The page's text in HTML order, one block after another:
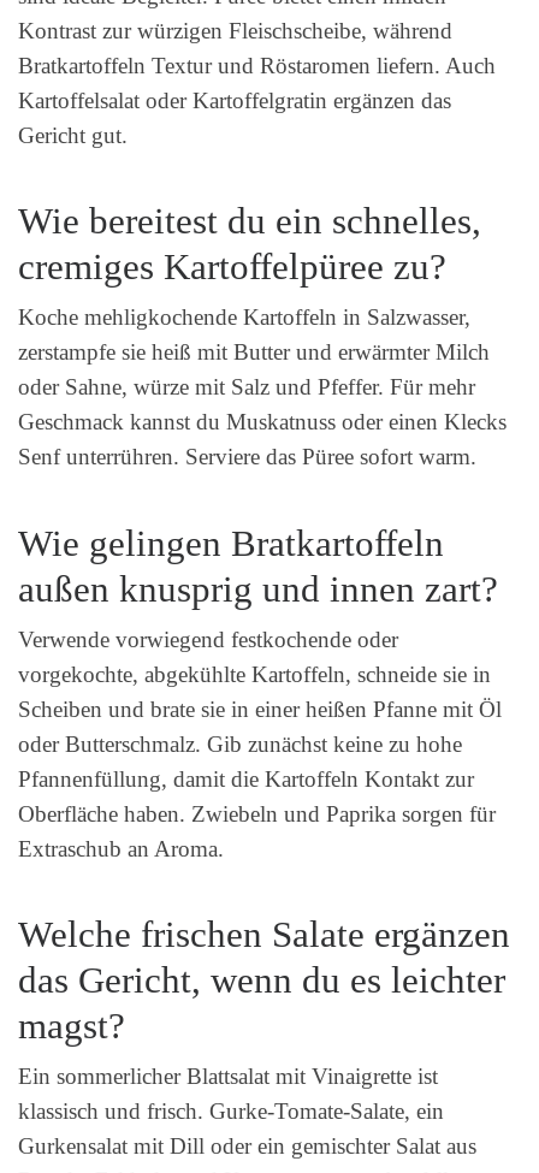
Kontrast zur würzigen Fleischscheibe, während
Bratkartoffeln Textur und Röstaromen liefern. Auch
Kartoffelsalat oder Kartoffelgratin ergänzen das
Gericht gut.
Wie bereitest du ein schnelles,
cremiges Kartoffelpüree zu?
Koche mehligkochende Kartoffeln in Salzwasser,
zerstampfe sie heiß mit Butter und erwärmter Milch
oder Sahne, würze mit Salz und Pfeffer. Für mehr
Geschmack kannst du Muskatnuss oder einen Klecks
Senf unterrühren. Serviere das Püree sofort warm.
Wie gelingen Bratkartoffeln
außen knusprig und innen zart?
Verwende vorwiegend festkochende oder
vorgekochte, abgekühlte Kartoffeln, schneide sie in
Scheiben und brate sie in einer heißen Pfanne mit Öl
oder Butterschmalz. Gib zunächst keine zu hohe
Pfannenfüllung, damit die Kartoffeln Kontakt zur
Oberfläche haben. Zwiebeln und Paprika sorgen für
Extraschub an Aroma.
Welche frischen Salate ergänzen
das Gericht, wenn du es leichter
magst?
Ein sommerlicher Blattsalat mit Vinaigrette ist
klassisch und frisch. Gurke-Tomate-Salate, ein
Gurkensalat mit Dill oder ein gemischter Salat aus